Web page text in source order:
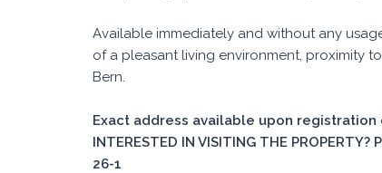
Available immediately and without any
of a pleasant living environment, proximity
Bern.
Exact address available upon registration
INTERESTED IN VISITING THE
26-1